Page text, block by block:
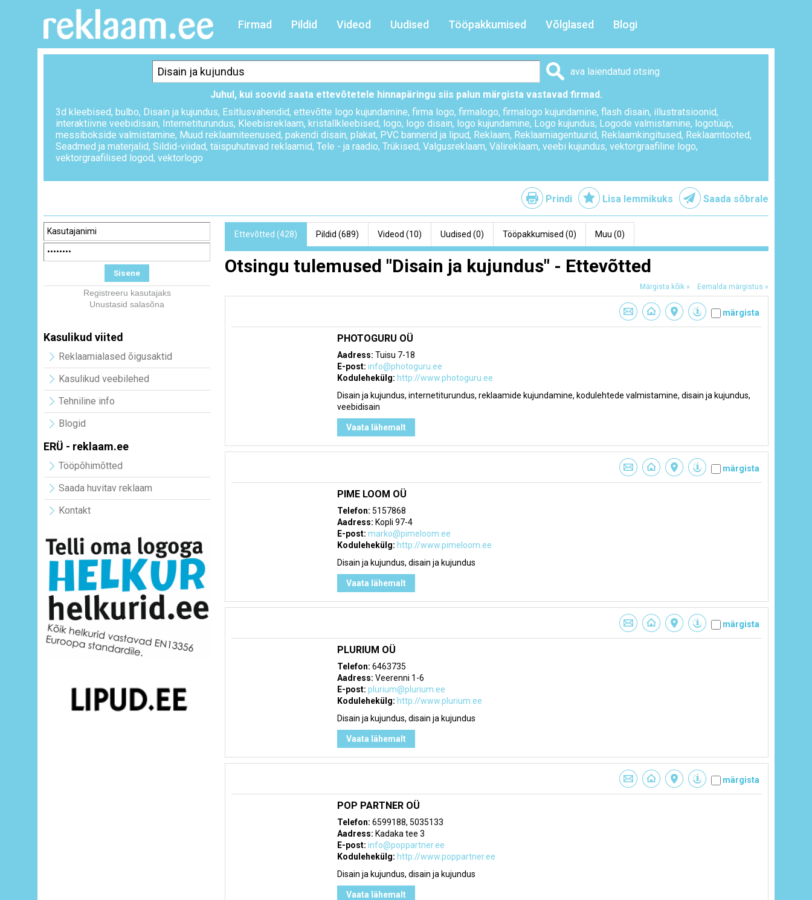
Firmad Pildid Videod Uudised Tööpakkumised Võlglased Blogi
ava laiendatud otsing
Juhul, kui soovid saata ettevõtetele hinnapäringu siis palun märgista vastavad firmad.
3d kleebised, bulbo, Disain ja kujundus, Esitlusvahendid, ettevõtte logo kujundamine, firma logo, firmalogo, firmalogo kujundamine, flash disain, illustratsioonid,
interaktiivne veebidisain, Internetiturundus, Kleebisreklaam, kristallkleebised, logo, logo disain, logo kujundamine, Logo kujundus, Logode valmistamine, logotüüp,
messibokside valmistamine, Muud reklaamiteenused, pakendi disain, plakat, PVC bannerid ja lipud, Reklaam, Reklaamiagentuurid, Reklaamkingitused, Reklaamtooted,
Seadmed ja materjalid, Sildid-viidad, täispuhutavad reklaamid, Tele - ja raadio, Trükised, Valgusreklaam, Välireklaam, veebi kujundus, vektorgraafiline logo,
vektorgraafilised logod, vektorlogo
Saada sõbrale
Lisa lemmikuks
Prindi
Registreeru kasutajaks
Unustasid salasõna
Kasulikud viited
Reklaamialased õigusaktid
Kasulikud veebilehed
Tehniline info
Blogid
ERÜ - reklaam.ee
Tööpõhimõtted
Saada huvitav reklaam
Kontakt
Ettevõtted (428) Pildid (689) Videod (10) Uudised (0) Tööpakkumised (0) Muu (0)
Otsingu tulemused "Disain ja kujundus" - Ettevõtted
Märgista kõik » Eemalda märgistus »
märgista
PHOTOGURU OÜ
Aadress: Tuisu 7-18
E-post: info@photoguru.ee
Kodulehekülg: http://www.photoguru.ee
Disain ja kujundus, internetiturundus, reklaamide kujundamine, kodulehtede valmistamine, disain ja kujundus,
veebidisain
Vaata lähemalt
märgista
PIME LOOM OÜ
Telefon: 5157868
Aadress: Kopli 97-4
E-post: marko@pimeloom.ee
Kodulehekülg: http://www.pimeloom.ee
Disain ja kujundus, disain ja kujundus
Vaata lähemalt
märgista
PLURIUM OÜ
Telefon: 6463735
Aadress: Veerenni 1-6
E-post: plurium@plurium.ee
Kodulehekülg: http://www.plurium.ee
Disain ja kujundus, disain ja kujundus
Vaata lähemalt
märgista
POP PARTNER OÜ
Telefon: 6599188, 5035133
Aadress: Kadaka tee 3
E-post: info@poppartner.ee
Kodulehekülg: http://www.poppartner.ee
Disain ja kujundus, disain ja kujundus
Vaata lähemalt